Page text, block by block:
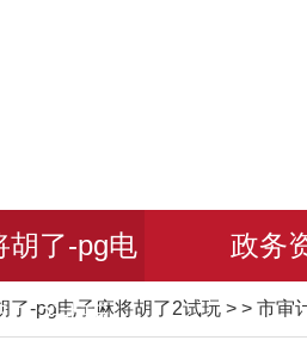
胡了-pg电
了2试玩
政务
了-pg电子麻将胡了2试玩 > > 市审